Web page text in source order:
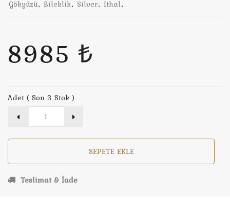
Gökyüzü, Bileklik, Silver, Ithal,
8985 ₺
Adet ( Son 3 Stok )
SEPETE EKLE
Teslimat & İade